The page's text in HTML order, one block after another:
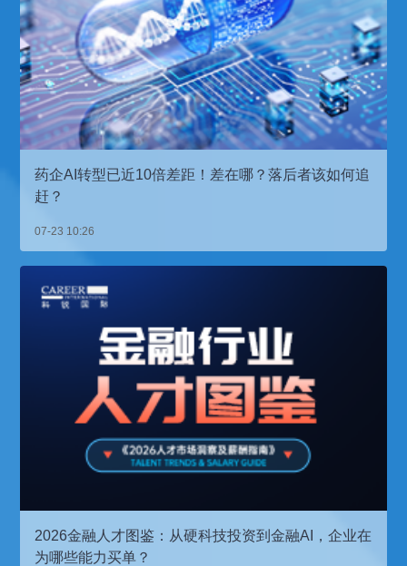
药企AI转型已近10倍差距！差在哪？落后者该如何追
赶？
07-23 10:26
2026金融人才图鉴：从硬科技投资到金融AI，企业在
为哪些能力买单？